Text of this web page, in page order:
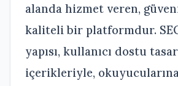
alanda hizmet veren,
kaliteli bir platformdur.
yapısı, kullanıcı dostu
içerikleriyle,